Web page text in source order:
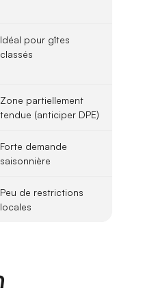
Idéal pour gîtes
classés
Zone partiellement
tendue (anticiper DPE)
Forte demande
saisonnière
Peu de restrictions
locales